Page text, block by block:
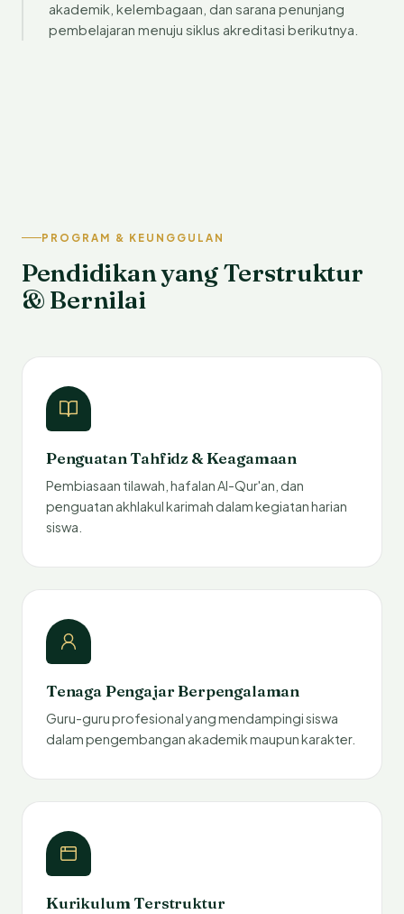
akademik, kelembagaan, dan sarana penunjang
pembelajaran menuju siklus akreditasi berikutnya.
PROGRAM & KEUNGGULAN
Pendidikan yang Terstruktur
& Bernilai
Penguatan Tahfidz & Keagamaan
Pembiasaan tilawah, hafalan Al-Qur'an, dan
penguatan akhlakul karimah dalam kegiatan harian
siswa.
Tenaga Pengajar Berpengalaman
Guru-guru profesional yang mendampingi siswa
dalam pengembangan akademik maupun karakter.
Kurikulum Terstruktur